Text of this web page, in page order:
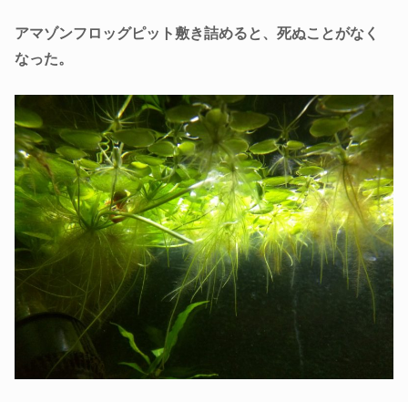
アマゾンフロッグピット敷き詰めると、死ぬことがなく
なった。